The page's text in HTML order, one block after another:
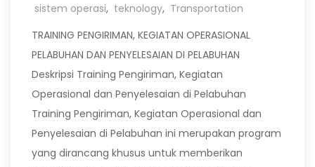
sistem operasi, teknology, Transportation
TRAINING PENGIRIMAN, KEGIATAN OPERASIONAL
PELABUHAN DAN PENYELESAIAN DI PELABUHAN
Deskripsi Training Pengiriman, Kegiatan
Operasional dan Penyelesaian di Pelabuhan
Training Pengiriman, Kegiatan Operasional dan
Penyelesaian di Pelabuhan ini merupakan program
yang dirancang khusus untuk memberikan